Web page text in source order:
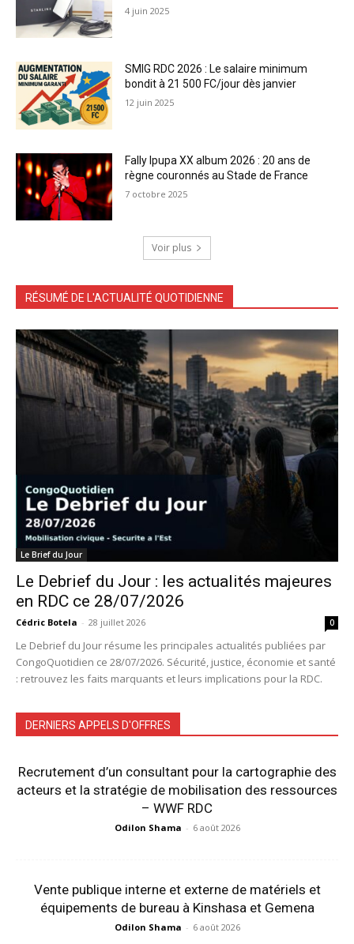
4 juin 2025
SMIG RDC 2026 : Le salaire minimum
bondit à 21 500 FC/jour dès janvier
12 juin 2025
Fally Ipupa XX album 2026 : 20 ans de
règne couronnés au Stade de France
7 octobre 2025
Voir plus
RÉSUMÉ DE L'ACTUALITÉ QUOTIDIENNE
Le Brief du Jour
Le Debrief du Jour : les actualités majeures
en RDC ce 28/07/2026
Cédric Botela - 28 juillet 2026 0
Le Debrief du Jour résume les principales actualités publiées par
CongoQuotidien ce 28/07/2026. Sécurité, justice, économie et santé
: retrouvez les faits marquants et leurs implications pour la RDC.
DERNIERS APPELS D'OFFRES
Recrutement d’un consultant pour la cartographie des
acteurs et la stratégie de mobilisation des ressources
– WWF RDC
Odilon Shama - 6 août 2026
Vente publique interne et externe de matériels et
équipements de bureau à Kinshasa et Gemena
Odilon Shama - 6 août 2026